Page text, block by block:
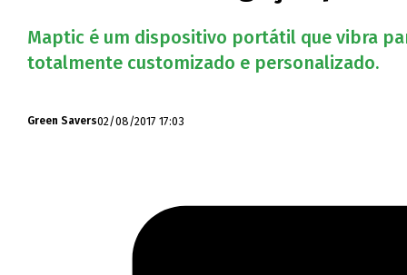
Maptic é um dispositivo portátil que vibra
totalmente customizado e personalizado.
Green Savers02/08/2017 17:03